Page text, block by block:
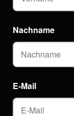
E-Mail
Nachname